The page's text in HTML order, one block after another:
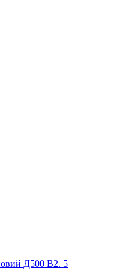
Д500 В2. 5